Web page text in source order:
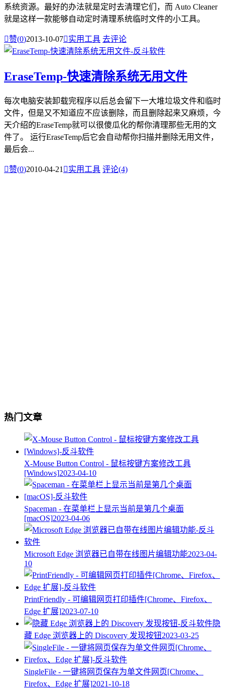
系统资源。最好的办法就是定时去清理它们，而 Auto Cleaner
就是这样一款能够自动定时清理系统临时文件的小工具。
赞(0)2013-10-07实用工具 去评论
EraseTemp-快速清除系统无用文件
每次电脑安装卸载完程序以后总会留下一大堆垃圾文件和临时
文件，但是又不知道应不应该删除，而且删除起来又麻烦，今
天介绍的EraseTemp就可以很傻瓜化的帮你清理那些无用的文
件了。 运行EraseTemp后它会自动帮你扫描并删除无用文件，
最后会...
赞(0)2010-04-21 实用工具 评论(4)
热门文章
X-Mouse Button Control - 鼠标按键方案修改工具
[Windows]2023-04-10
Spaceman - 在菜单栏上显示当前是第几个桌面
[macOS]2023-04-06
Microsoft Edge 浏览器已自带在线图片编辑功能2023-04-
10
PrintFriendly - 可编辑网页打印插件[Chrome、Firefox、
Edge 扩展]2023-07-10
隐
藏 Edge 浏览器上的 Discovery 发现按钮2023-03-25
SingleFile - 一键将网页保存为单文件网页[Chrome、
Firefox、Edge 扩展]2021-10-18